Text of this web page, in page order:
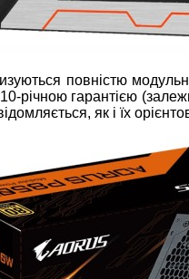
повністю
річною гарантією
як і їх